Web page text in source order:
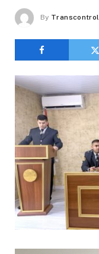
By Transcontrol